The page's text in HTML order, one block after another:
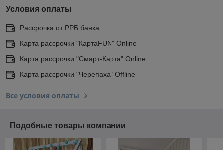
Условия оплаты
Рассрочка от РРБ банка
Карта рассрочки "КартаFUN" Online
Карта рассрочки "Смарт-Карта" Online
Карта рассрочки "Черепаха" Offline
Все условия оплаты
Подобные товары компании